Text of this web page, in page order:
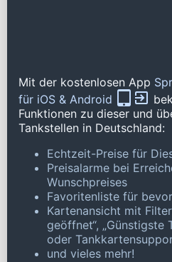
Mit der kostenlosen App
für iOS & Android
Funktionen zu dieser und
Tankstellen in Deutschland:
Echtzeit-Preise für
Preisalarme bei
Wunschpreises
Favoritenliste für
Kartenansicht mit
geöffnet“, „Günstigste
oder
und vieles mehr!